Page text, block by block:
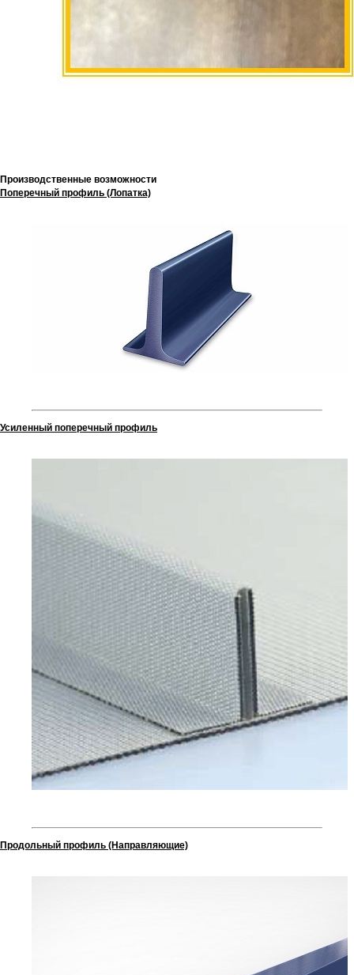
Производственные возможности
Поперечный профиль (Лопатка)
Усиленный поперечный профиль
Продольный профиль (Направляющие)